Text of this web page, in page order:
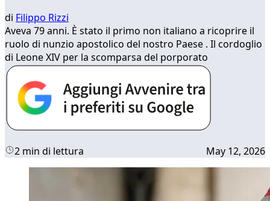
di Filippo Rizzi
Aveva 79 anni. È stato il primo non italiano a ricoprire il
ruolo di nunzio apostolico del nostro Paese . Il cordoglio
di Leone XIV per la scomparsa del porporato
2 min di lettura May 12, 2026